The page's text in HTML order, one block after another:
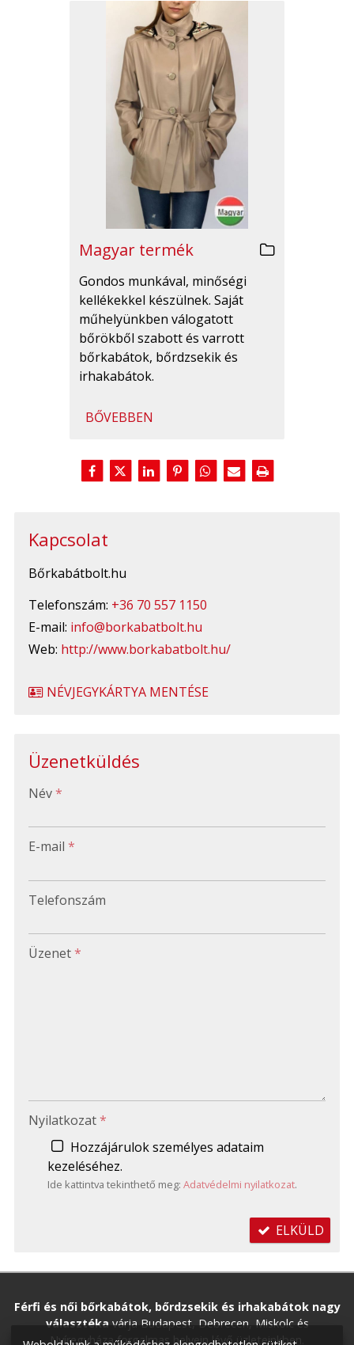
Magyar termék
Gondos munkával, minőségi
kellékekkel készülnek. Saját
műhelyünkben válogatott
bőrökből szabott és varrott
bőrkabátok, bőrdzsekik és
irhakabátok.
BŐVEBBEN
Kapcsolat
Bőrkabátbolt.hu
Telefonszám: +36 70 557 1150
E-mail: info@borkabatbolt.hu
Web: http://www.borkabatbolt.hu/
NÉVJEGYKÁRTYA MENTÉSE
Üzenetküldés
-
Név*
E-mail *
Telefonszám
Üzenet*
Nyilatkozat*
Hozzájárulok személyes adataim
kezeléséhez.
Ide kattintva tekinthető meg: Adatvédelmi nyilatkozat.
ELKÜLD
Férfi és női bőrkabátok, bőrdzsekik és irhakabátok nagy
választéka várja Budapest, Debrecen, Miskolc és
Nyíregyháza forgalmas helyein lévő üzleteinkben.